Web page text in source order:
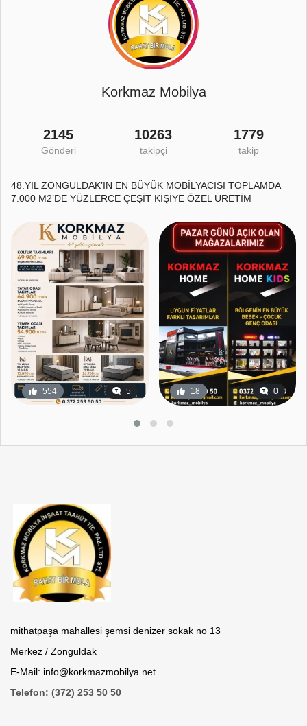
Korkmaz Mobilya
2145
Gönderi
10263
takipçi
1779
takip
48.YIL ZONGULDAK’IN EN BÜYÜK MOBİLYACISI TOPLAMDA
7.000 M2’DE YÜZLERCE ÇEŞİT KİŞİYE ÖZEL ÜRETİM
554 5 18 0
mithatpaşa mahallesi şemsi denizer sokak no 13
Merkez / Zonguldak
E-Mail: info@korkmazmobilya.net
Telefon: (372) 253 50 50